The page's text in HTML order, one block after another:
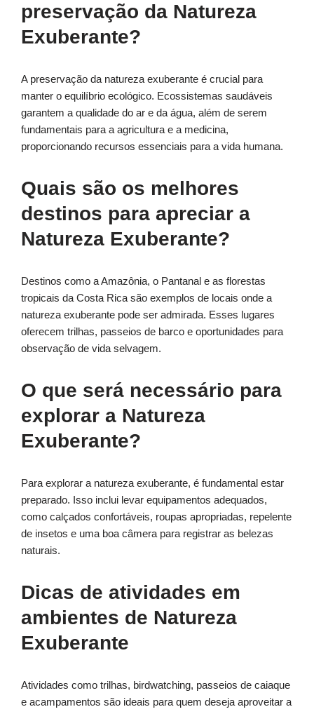
preservação da Natureza
Exuberante?
A preservação da natureza exuberante é crucial para
manter o equilíbrio ecológico. Ecossistemas saudáveis
garantem a qualidade do ar e da água, além de serem
fundamentais para a agricultura e a medicina,
proporcionando recursos essenciais para a vida humana.
Quais são os melhores
destinos para apreciar a
Natureza Exuberante?
Destinos como a Amazônia, o Pantanal e as florestas
tropicais da Costa Rica são exemplos de locais onde a
natureza exuberante pode ser admirada. Esses lugares
oferecem trilhas, passeios de barco e oportunidades para
observação de vida selvagem.
O que será necessário para
explorar a Natureza
Exuberante?
Para explorar a natureza exuberante, é fundamental estar
preparado. Isso inclui levar equipamentos adequados,
como calçados confortáveis, roupas apropriadas, repelente
de insetos e uma boa câmera para registrar as belezas
naturais.
Dicas de atividades em
ambientes de Natureza
Exuberante
Atividades como trilhas, birdwatching, passeios de caiaque
e acampamentos são ideais para quem deseja aproveitar a